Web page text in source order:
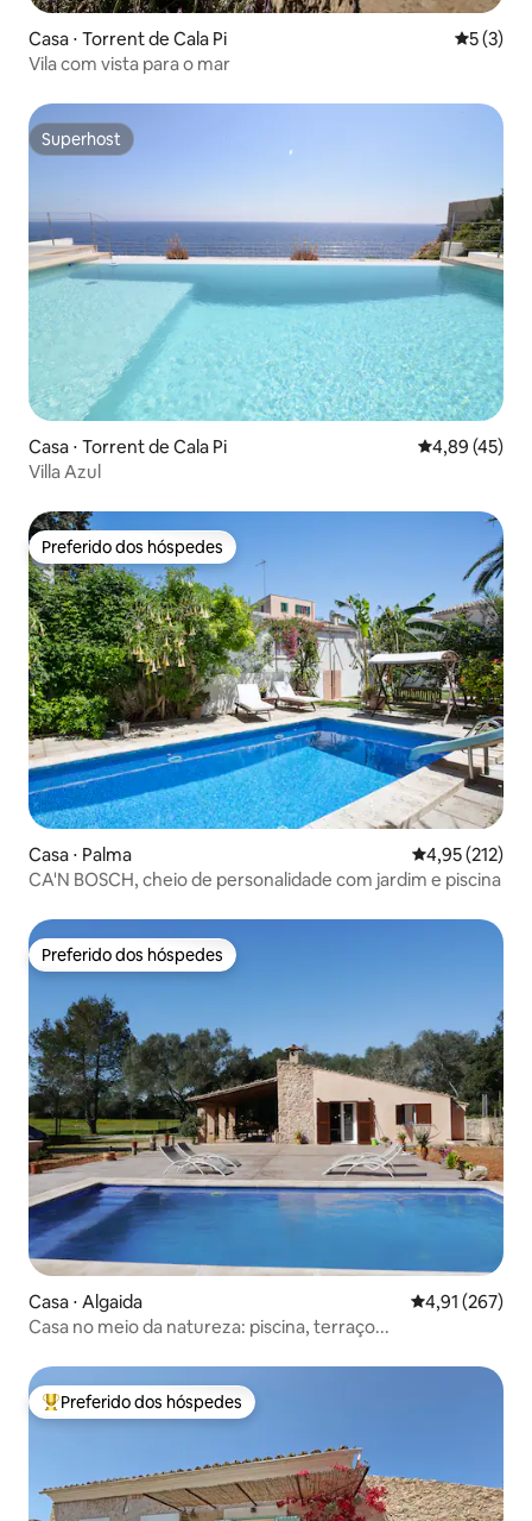
Casa ⋅ Torrent de Cala Pi 5 de
5 (3)
Vila com vista para o mar
Superhost
Superhost
Casa ⋅ Torrent de Cala Pi 4,89 de uma
4,89 (45)
Villa Azul
Preferido dos hóspedes
Preferido dos hóspedes
Casa ⋅ Palma 4,95 de uma
4,95 (212)
CA'N BOSCH, cheio de personalidade com jardim e piscina
Preferido dos hóspedes
Preferido dos hóspedes
Casa ⋅ Algaida 4,91 de uma
4,91 (267)
Casa no meio da natureza: piscina, terraço...
Entre os melhores preferidos dos hóspedes
Preferido dos hóspedes